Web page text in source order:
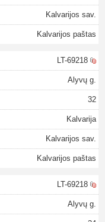
Kalvarijos sav.
Kalvarijos paštas
LT-69218
Alyvų g.
32
Kalvarija
Kalvarijos sav.
Kalvarijos paštas
LT-69218
Alyvų g.